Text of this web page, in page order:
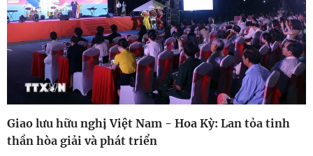
Giao lưu hữu nghị Việt Nam - Hoa Kỳ: Lan tỏa tinh
thần hòa giải và phát triển